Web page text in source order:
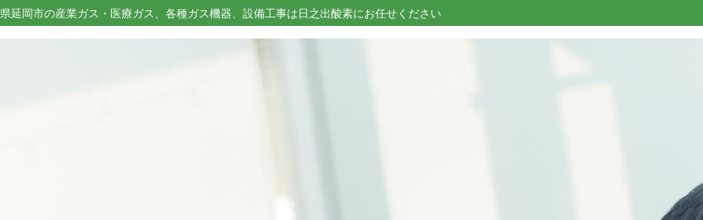
延岡市の産業ガス・医療ガス、各種ガス機器、設備工事は日之出酸素にお任せください